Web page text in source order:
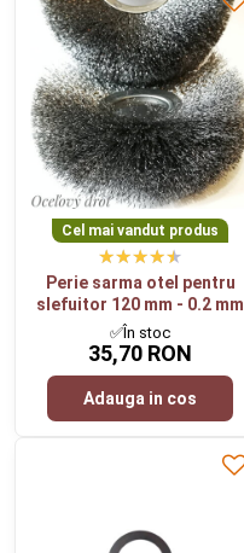
Cel mai vandut produs
Perie sarma otel pentru
slefuitor 120 mm - 0.2 mm
✅În stoc
35,70 RON
Adauga in cos